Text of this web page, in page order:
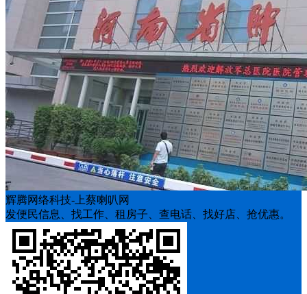
辉腾网络科技-上蔡喇叭网
发便民信息、找工作、租房子、查电话、找好店、抢优惠。